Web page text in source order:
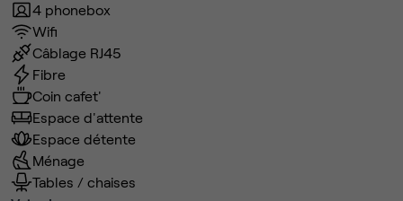
4 phonebox
Wifi
Câblage RJ45
Fibre
Coin cafet'
Espace d'attente
Espace détente
Ménage
Tables / chaises